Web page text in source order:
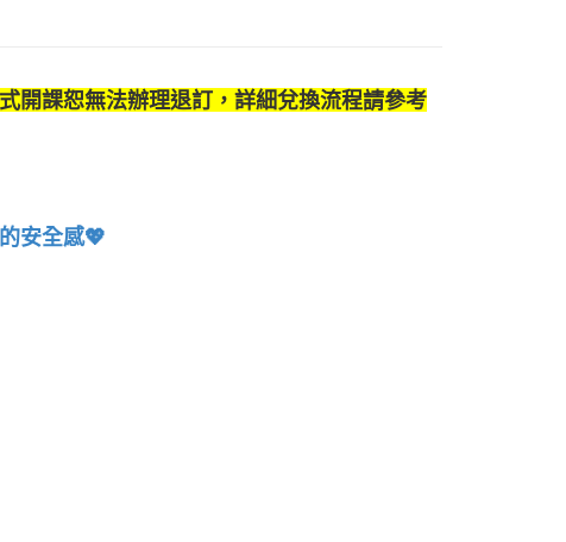
開課恕無法辦理退訂，詳細兌換流程請參考
安全感💖